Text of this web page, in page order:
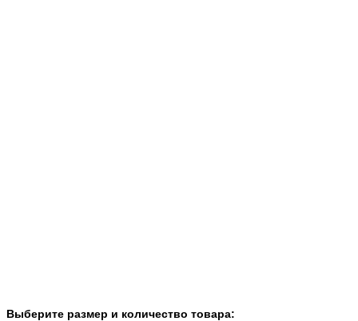
Выберите размер и количество товара: